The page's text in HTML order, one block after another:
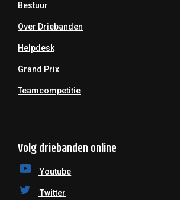
Bestuur
Over Driebanden
Helpdesk
Grand Prix
Teamcompetitie
Volg driebanden online
Youtube
Twitter